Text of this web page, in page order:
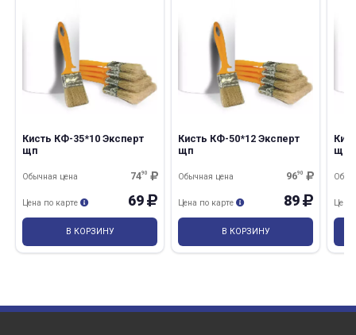
Кисть КФ-35*10 Эксперт
щп
7490
Обычная цена
69
Цена по карте
В КОРЗИНУ
Кисть КФ-50*12 Эксперт
щп
9690
Обычная цена
89
Цена по карте
В КОРЗИНУ
щп
Цена